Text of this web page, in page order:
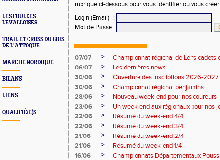
LES FOULÉES
LEVALLOISES
TRAIL ET CROSS DU BOIS
DE L'ATTOQUE
MARCHE NORDIQUE
BILANS
LIENS
QUALIFIÉ(E)S
rubrique ci-dessous pour vous identifier ou vous
Login (Email)
:
Mot de Passe :
07/07 >
Championnat régional de Lens cadets
06/07
>
Les dernières news
30/06
>
Ouverture des inscriptions 2026-2027
30/06
>
Championnat régional benjamins.
28/06
>
Nouveau week-end pour nos coureurs
23/06
>
Un week-end aux régionaux pour nos
22/06
>
Résumé du week-end 4/4
22/06
>
Résumé du week-end 3/4
21/06
>
Résumé du week-end 2/4
21/06
>
Résumé du week-end 1/4
16/06
>
Championnats Départementaux